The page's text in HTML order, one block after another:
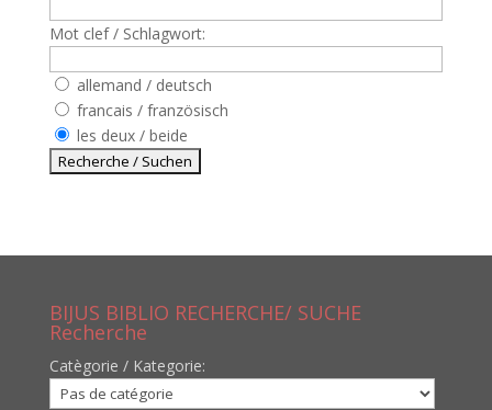
Mot clef / Schlagwort:
allemand / deutsch
francais / französisch
les deux / beide
BIJUS BIBLIO RECHERCHE/ SUCHE
Recherche
Catègorie / Kategorie: